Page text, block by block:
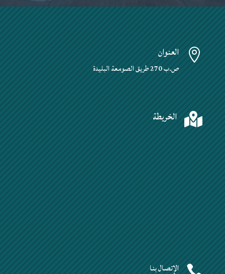
 العنوان
ص.ب 270 طريق الصومعة البليدة
 الخريطة
الإتصال بنا